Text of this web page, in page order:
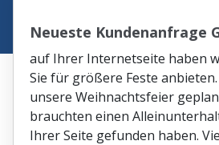
Neueste Kundenanfrage
auf Ihrer Internetseite haben
Sie für größere Feste
unsere Weihnachtsfeier
brauchten einen
Ihrer Seite gefunden haben.